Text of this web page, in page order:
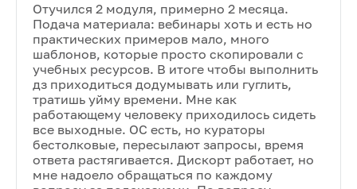
Отучился 2 модуля, примерно 2 месяца.
Подача материала: вебинары хоть и есть но
практических примеров мало, много
шаблонов, которые просто скопировали с
учебных ресурсов. В итоге чтобы выполнить
дз приходиться додумывать или гуглить,
тратишь уйму времени. Мне как
работающему человеку приходилось сидеть
все выходные. ОС есть, но кураторы
бестолковые, пересылают запросы, время
ответа растягивается. Дискорт работает, но
мне надоело обращаться по каждому